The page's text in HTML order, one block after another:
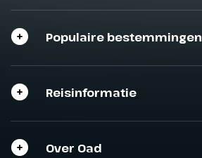
Populaire bestemmingen
Reisinformatie
Over Oad